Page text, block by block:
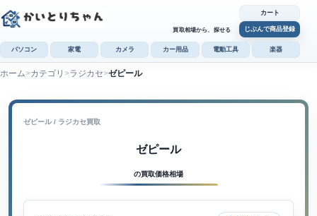
買取相場から、探せる
カート
じぶんで商品登録
パソコン 家電 カメラ カー用品 電動工具 楽器
ホーム カテゴリ ラジカセ ゼピール
ゼピール / ラジカセ買取
ゼピール
の買取価格相場